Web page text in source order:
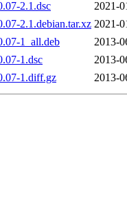
2.1.dsc
2021-
2.1.debian.tar.xz 2021-
1_all.deb
2013-
1.dsc
2013-
1.diff.gz
2013-